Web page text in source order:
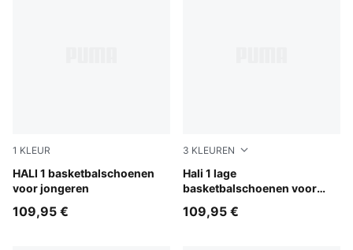
1 KLEUR
HALI 1 basketbalschoenen
voor jongeren
Mustard Seed-Sea Kelp
109,95 €
3 KLEUREN
Hali 1 lage
basketbalschoenen voor
PUMA White-Vibrant Silver
109,95 €